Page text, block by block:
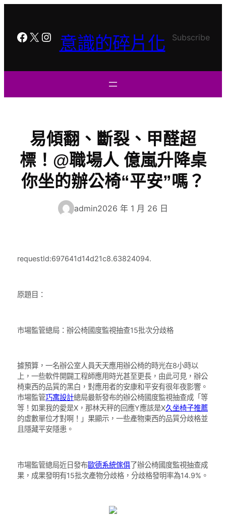
容
Facebook
X Instagram
意識的碎片化 Subscribe
易傾翻、斷裂、甲醛超
標！@職場人 億嵐升降桌
你坐的辦公椅“平安”嗎？
admin2026 年 1 月 26 日
requestId:697641d14d21c8.63824094.
原題目：
市場監管總局：辦公椅國度監視抽查15批次分歧格
據預算，一名辦公室人員天天應用辦公椅的時光在8小時以
上，一些軟件開闢工程師應用時光甚至更長，由此可見，辦公
椅東西的品質的黑白，對應用者的安康和平安有很年夜影響。
市場監管巧寓設計總局最新發布的辦公椅國度監視抽查成「等
等！如果我的愛是X，那林天秤的回應Y應該是X久坐椅子推薦
的虛數單位才對啊！」果顯示，一些產物東西的品質分歧格並
且隱藏平安隱患。
市場監管總局近日發布歐德系統傢俱了辦公椅國度監視抽查成
果，成果發明有15批次產物分歧格，分歧格發明率為14.9%。